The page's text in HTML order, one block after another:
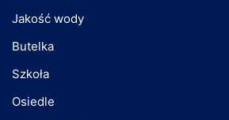
Jakość wody
Butelka
Szkoła
Osiedle